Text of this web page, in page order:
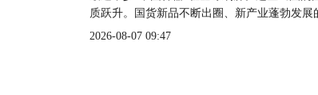
质跃升。国货新品不断出圈、新产业蓬勃发展
2026-08-07 09:47